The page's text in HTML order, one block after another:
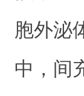
胞外泌
中，间